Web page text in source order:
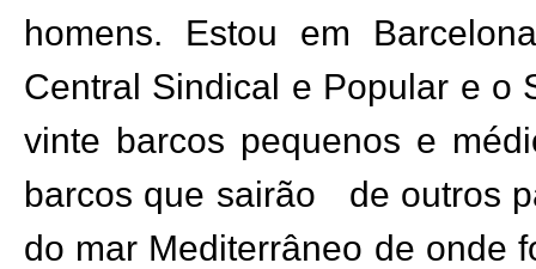
homens.
Estou em
Central Sindical e Popular e o
vinte barcos pequenos e
barcos que sairão
de outros
do mar Mediterrâneo de onde